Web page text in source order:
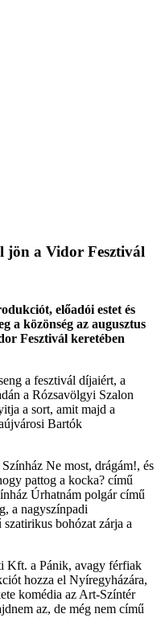
jön a Vidor Fesztivál
előadói estet és
a közönség az augusztus
Fesztivál keretében
a fesztivál díjaiért, a
a Rózsavölgyi Szalon
a sort, amit majd a
Bartók
Ne most, drágám!, és
pattog a kocka? című
Úrhatnám polgár című
a nagyszínpadi
bohózat zárja a
Kft. a Pánik, avagy férfiak
hozza el Nyíregyházára,
komédia az Art-Színtér
az, de még nem című